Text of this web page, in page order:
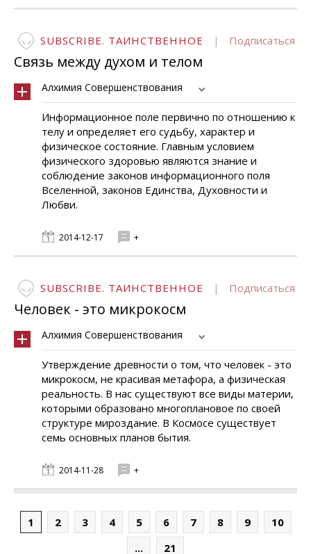
SUBSCRIBE. ТАИНСТВЕННОЕ | Подписаться
Связь между духом и телом
Алхимия Совершенствования
Информационное поле первично по отношению к
телу и определяет его судьбу, характер и
физическое состояние. Главным условием
физического здоровью являются знание и
соблюдение законов информационного поля
Вселенной, законов Единства, Духовности и
Любви.
2014-12-17 +
SUBSCRIBE. ТАИНСТВЕННОЕ | Подписаться
Человек - это микрокосм
Алхимия Совершенствования
Утверждение древности о том, что человек - это
микрокосм, не красивая метафора, а физическая
реальность. В нас существуют все виды материи,
которыми образовано многоплановое по своей
структуре мироздание. В Космосе существует
семь основных планов бытия.
2014-11-28 +
1 2 3 4 5 6 7 8 9
10
...
21